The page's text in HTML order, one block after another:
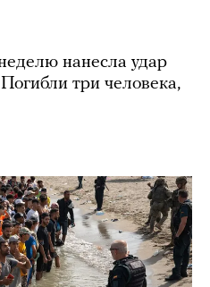
нанесла удар
три человека,